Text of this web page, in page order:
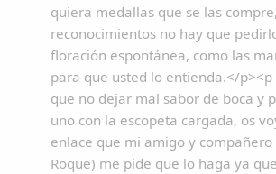
quiera medallas que se las
reconocimientos no hay que
floración espontánea, como las
para que usted lo entienda.</p><p
que no dejar mal sabor de boca y
uno con la escopeta cargada, os
enlace que mi amigo y compañero
Roque) me pide que lo haga ya